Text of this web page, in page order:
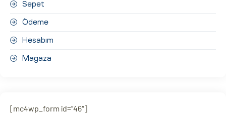
Sepet
Ödeme
Hesabım
Magaza
[mc4wp_form id=”46″]